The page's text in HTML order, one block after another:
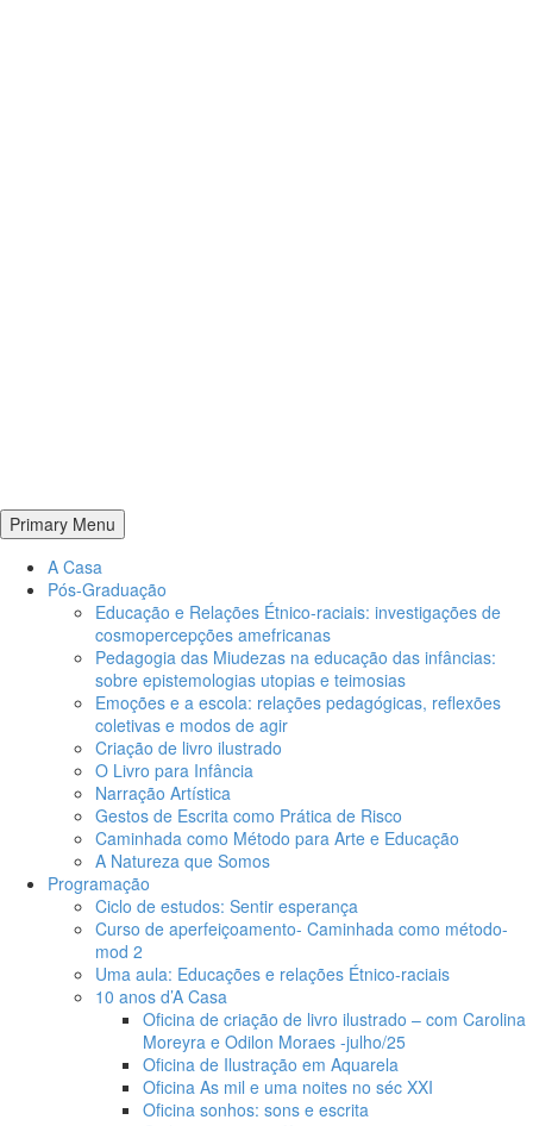
Primary Menu
A Casa
Pós-Graduação
Educação e Relações Étnico-raciais: investigações de
cosmopercepções amefricanas
Pedagogia das Miudezas na educação das infâncias:
sobre epistemologias utopias e teimosias
Emoções e a escola: relações pedagógicas, reflexões
coletivas e modos de agir
Criação de livro ilustrado
O Livro para Infância
Narração Artística
Gestos de Escrita como Prática de Risco
Caminhada como Método para Arte e Educação
A Natureza que Somos
Programação
Ciclo de estudos: Sentir esperança
Curso de aperfeiçoamento- Caminhada como método-
mod 2
Uma aula: Educações e relações Étnico-raciais
10 anos d’A Casa
Oficina de criação de livro ilustrado – com Carolina
Moreyra e Odilon Moraes -julho/25
Oficina de Ilustração em Aquarela
Oficina As mil e uma noites no séc XXI
Oficina sonhos: sons e escrita